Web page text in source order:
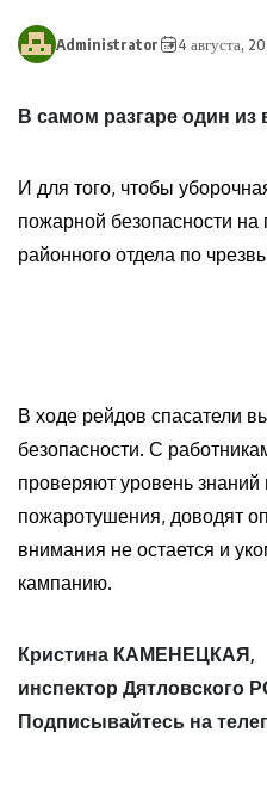
Administrator 4 августа,
В самом разгаре один из
И для того, чтобы
пожарной безопасности на
районного отдела по
В ходе рейдов спасатели
безопасности. С
проверяют уровень
пожаротушения, доводят
внимания не остается и
кампанию.
Кристина КАМЕНЕЦКАЯ,
инспектор Дятловского
Подписывайтесь на